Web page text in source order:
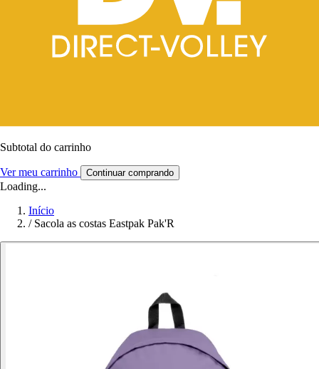
Subtotal do carrinho
Ver meu carrinho Continuar comprando
Loading...
Início
/ Sacola as costas Eastpak Pak'R